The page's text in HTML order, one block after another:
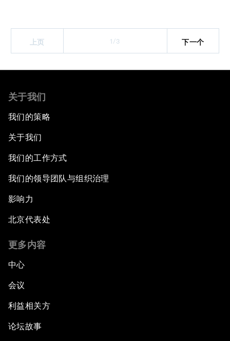
上页 1/3 下一个
关于我们
我们的策略
关于我们
我们的工作方式
我们的领导团队与组织治理
影响力
北京代表处
更多内容
中心
会议
利益相关方
论坛故事